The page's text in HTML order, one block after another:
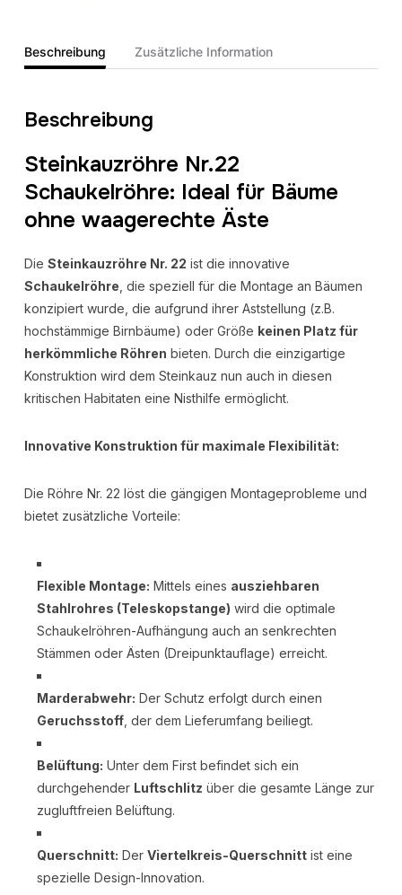
Beschreibung Zusätzliche Information
Beschreibung
Steinkauzröhre Nr.22
Schaukelröhre: Ideal für Bäume
ohne waagerechte Äste
Die Steinkauzröhre Nr. 22 ist die innovative
Schaukelröhre , die speziell für die Montage an Bäumen
konzipiert wurde, die aufgrund ihrer Aststellung (z.B.
hochstämmige Birnbäume) oder Größe keinen Platz für
herkömmliche Röhren bieten. Durch die einzigartige
Konstruktion wird dem Steinkauz nun auch in diesen
kritischen Habitaten eine Nisthilfe ermöglicht.
Innovative Konstruktion für maximale Flexibilität:
Die Röhre Nr. 22 löst die gängigen Montageprobleme und
bietet zusätzliche Vorteile:
Flexible Montage: Mittels eines ausziehbaren
Stahlrohres (Teleskopstange) wird die optimale
Schaukelröhren-Aufhängung auch an senkrechten
Stämmen oder Ästen (Dreipunktauflage) erreicht.
Marderabwehr: Der Schutz erfolgt durch einen
Geruchsstoff, der dem Lieferumfang beiliegt.
Belüftung: Unter dem First befindet sich ein
durchgehender Luftschlitz über die gesamte Länge zur
zugluftfreien Belüftung.
Querschnitt: Der Viertelkreis-Querschnittist eine
spezielle Design-Innovation.